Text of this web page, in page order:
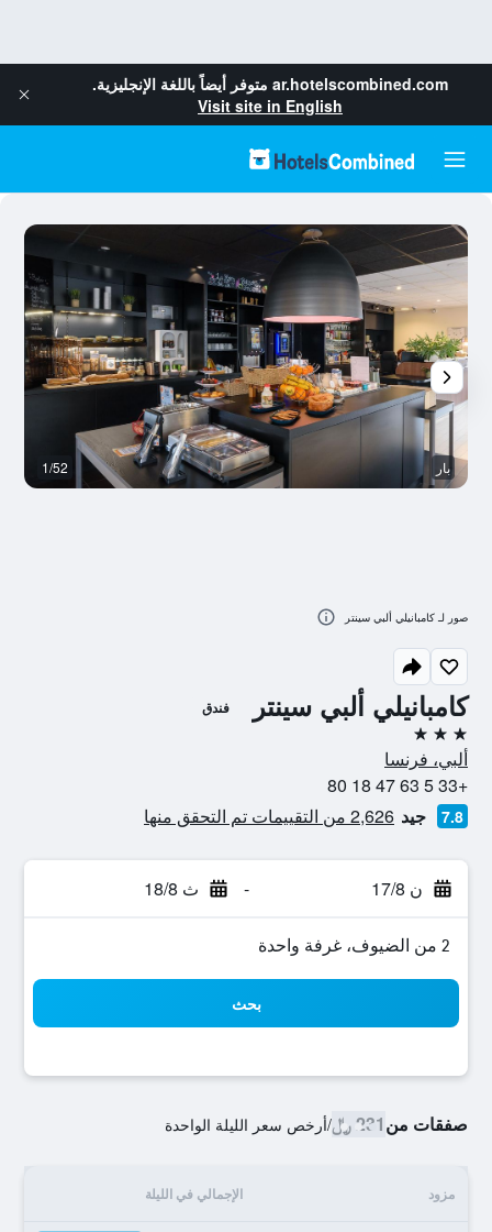
ar.hotelscombined.com متوفر أيضاً باللغة الإنجليزية.
Visit site in English
كامبانيلي ألبي سينتر فندق
3 نجوم
ألبي، فرنسا
+33 5 63 47 18 80
7.8 جيد 2,626 من التقييمات تم التحقق منها
ن 17/8 - ث 18/8
2 من الضيوف، غرفة واحدة
بحث
صفقات من231 ﷼ /أرخص سعر الليلة الواحدة
مزود الإجمالي في الليلة
بار 1/52
صور لـ كامبانيلي ألبي سينتر